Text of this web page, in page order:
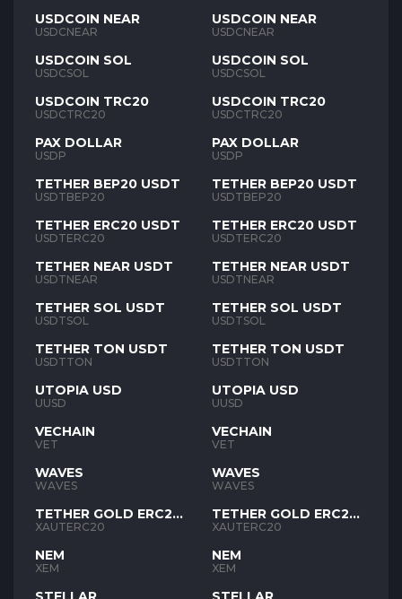
USDCOIN NEAR
USDCNEAR
USDCOIN SOL
USDCSOL
USDCOIN TRC20
USDCTRC20
PAX DOLLAR
USDP
TETHER BEP20 USDT
USDTBEP20
TETHER ERC20 USDT
USDTERC20
TETHER NEAR USDT
USDTNEAR
TETHER SOL USDT
USDTSOL
TETHER TON USDT
USDTTON
UTOPIA USD
UUSD
VECHAIN
VET
WAVES
WAVES
TETHER GOLD ERC20
XAUT
XAUTERC20
NEM
XEM
USDCOIN NEAR
USDCNEAR
USDCOIN SOL
USDCSOL
USDCOIN TRC20
USDCTRC20
PAX DOLLAR
USDP
TETHER BEP20 USDT
USDTBEP20
TETHER ERC20 USDT
USDTERC20
TETHER NEAR USDT
USDTNEAR
TETHER SOL USDT
USDTSOL
TETHER TON USDT
USDTTON
UTOPIA USD
UUSD
VECHAIN
VET
WAVES
WAVES
TETHER GOLD ERC20
XAUT
XAUTERC20
NEM
XEM